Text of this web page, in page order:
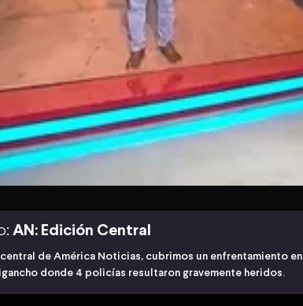
AN: Edición Central
de América Noticias, cubrimos un enfrentamiento en
donde 4 policías resultaron gravemente heridos.